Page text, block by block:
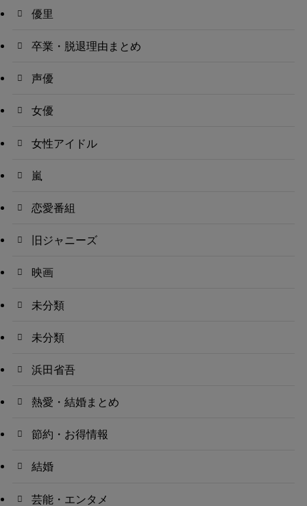
優里
卒業・脱退理由まとめ
声優
女優
女性アイドル
嵐
恋愛番組
旧ジャニーズ
映画
未分類
未分類
浜田省吾
熱愛・結婚まとめ
節約・お得情報
結婚
芸能・エンタメ